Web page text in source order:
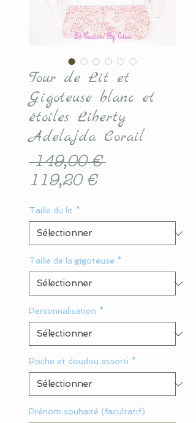
Tour de Lit et
Gigoteuse blanc et
étoiles Liberty
Adelajda Corail
149,00 € Prix
119,20 €Prix
Taille du lit *
Taille de la gigoteuse *
Personnalisation *
Poche et doudou assorti *
Prénom souhaité (facultatif)